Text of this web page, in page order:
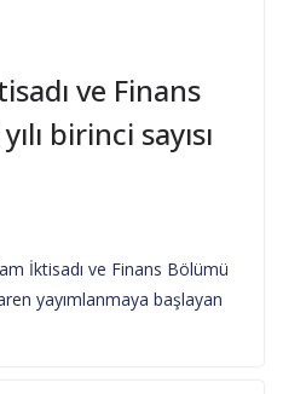
ve Finans
birinci sayısı
İktisadı ve Finans Bölümü
yayımlanmaya başlayan